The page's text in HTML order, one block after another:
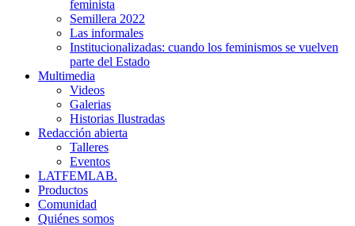
feminista
Semillera 2022
Las informales
Institucionalizadas: cuando los feminismos se vuelven
parte del Estado
Multimedia
Videos
Galerias
Historias Ilustradas
Redacción abierta
Talleres
Eventos
LATFEMLAB.
Productos
Comunidad
Quiénes somos